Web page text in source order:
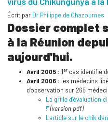
Écrit par Dr Philippe de Chazournes
Dossier complet
à la Réunion
aujourd'hui.
Avril 2005 : 1er cas identifié
Avril 2006 : les médecins
d’observation sur 265
La grille d’évaluation
!"(version pdf)
L'article sur le chik